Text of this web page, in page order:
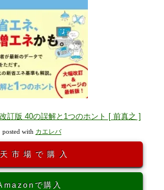
訂版 40の誤解と1つのホント [ 前真之 ]
posted with カエレバ
市場で購入
で購入